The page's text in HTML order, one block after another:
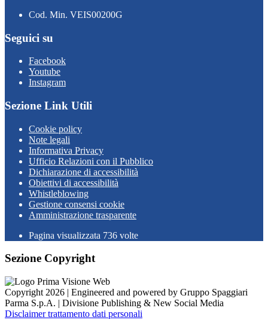
Cod. Min. VEIS00200G
Seguici su
Facebook
Youtube
Instagram
Sezione Link Utili
Cookie policy
Note legali
Informativa Privacy
Ufficio Relazioni con il Pubblico
Dichiarazione di accessibilità
Obiettivi di accessibilità
Whistleblowing
Gestione consensi cookie
Amministrazione trasparente
Pagina visualizzata 736 volte
Sezione Copyright
Copyright 2026 | Engineered and powered by Gruppo Spaggiari
Parma S.p.A. | Divisione Publishing & New Social Media
Disclaimer trattamento dati personali